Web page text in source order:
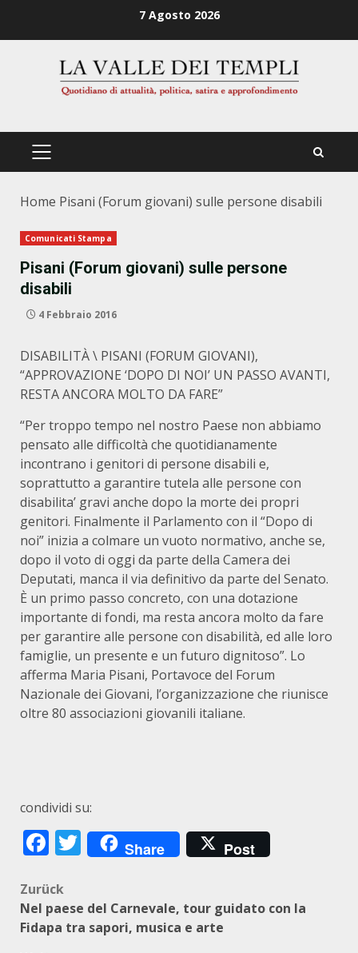
7 Agosto 2026
PRIMÄRES
Home Pisani (Forum giovani) sulle persone disabili
Comunicati Stampa
Pisani (Forum giovani) sulle persone
disabili
4 Febbraio 2016
DISABILITÀ \ PISANI (FORUM GIOVANI),
“APPROVAZIONE ‘DOPO DI NOI’ UN PASSO AVANTI,
RESTA ANCORA MOLTO DA FARE”
“Per troppo tempo nel nostro Paese non abbiamo
pensato alle difficoltà che quotidianamente
incontrano i genitori di persone disabili e,
soprattutto a garantire tutela alle persone con
disabilita’ gravi anche dopo la morte dei propri
genitori. Finalmente il Parlamento con il “Dopo di
noi” inizia a colmare un vuoto normativo, anche se,
dopo il voto di oggi da parte della Camera dei
Deputati, manca il via definitivo da parte del Senato.
È un primo passo concreto, con una dotazione
importante di fondi, ma resta ancora molto da fare
per garantire alle persone con disabilità, ed alle loro
famiglie, un presente e un futuro dignitoso”. Lo
afferma Maria Pisani, Portavoce del Forum
Nazionale dei Giovani, l’organizzazione che riunisce
oltre 80 associazioni giovanili italiane.
condividi su:
Facebook
Twitter
Share Post
Beitragsnavigation
Zurück
Nel paese del Carnevale, tour guidato con la
Fidapa tra sapori, musica e arte